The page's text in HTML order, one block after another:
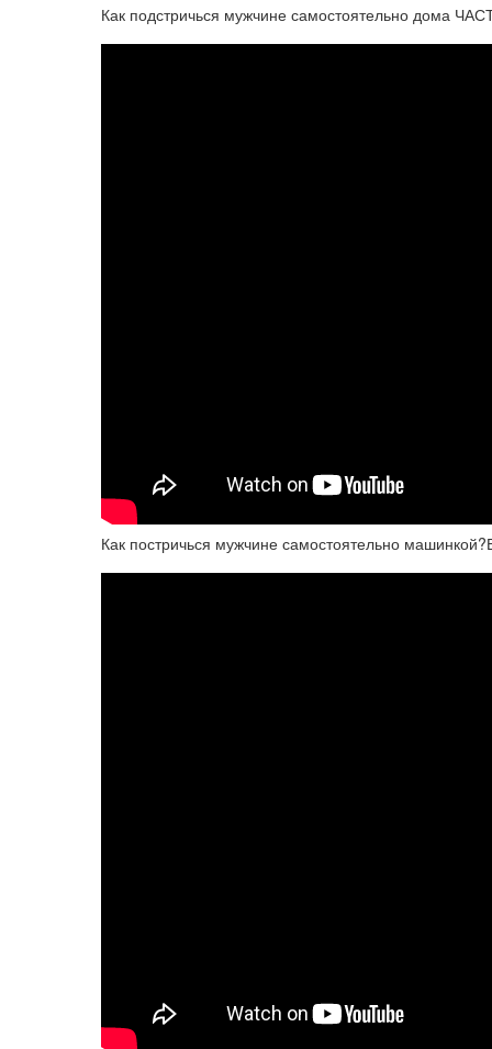
Как подстричься мужчине самостоятельно дома
Как постричься мужчине самостоятельно